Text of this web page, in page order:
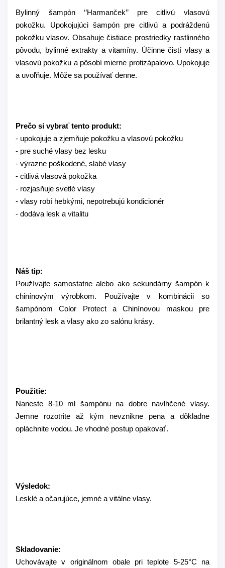
Bylinný šampón ‘’Harmanček’’ pre citlivú vlasovú
pokožku. Upokojujúci šampón pre citlivú a podráždenú
pokožku vlasov. Obsahuje čistiace prostriedky rastlinného
pôvodu, bylinné extrakty a vitamíny. Účinne čistí vlasy a
vlasovú pokožku a pôsobí mierne protizápalovo. Upokojuje
a uvoľňuje. Môže sa používať denne.
Prečo si vybrať tento produkt:
- upokojuje a zjemňuje pokožku a vlasovú pokožku
- pre suché vlasy bez lesku
- výrazne poškodené, slabé vlasy
- citlivá vlasová pokožka
- rozjasňuje svetlé vlasy
- vlasy robí hebkými, nepotrebujú kondicionér
- dodáva lesk a vitalitu
Náš tip:
Používajte samostatne alebo ako sekundárny šampón k
chinínovým výrobkom. Používajte v kombinácii so
šampónom Color Protect a Chinínovou maskou pre
brilantný lesk a vlasy ako zo salónu krásy.
Použitie:
Naneste 8-10 ml šampónu na dobre navlhčené vlasy.
Jemne rozotrite až kým nevznikne pena a dôkladne
opláchnite vodou. Je vhodné postup opakovať.
Výsledok:
Lesklé a očarujúce, jemné a vitálne vlasy.
Skladovanie:
Uchovávajte v originálnom obale pri teplote 5-25°C na